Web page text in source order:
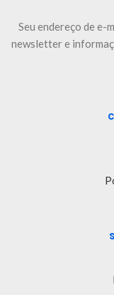
Seu endereço de e-
newsletter e